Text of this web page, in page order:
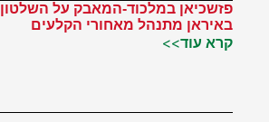
פזשכיאן במלכוד-המאבק על השלטון
באיראן מתנהל מאחורי הקלעים
קרא עוד>>